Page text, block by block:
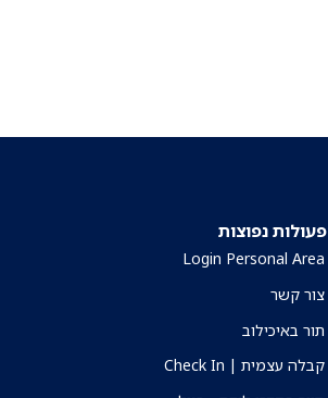
פעולות נפוצות
Login Personal Area
צור קשר
תור באיכילוב
קבלה עצמית | Check In